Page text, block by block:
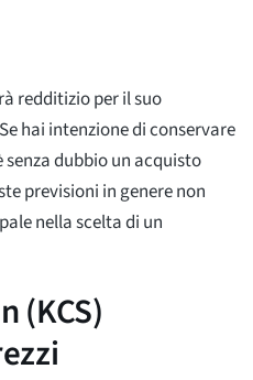
redditizio per il suo
hai intenzione di conservare
dubbio un acquisto
previsioni in genere non
nella scelta di un
(KCS)